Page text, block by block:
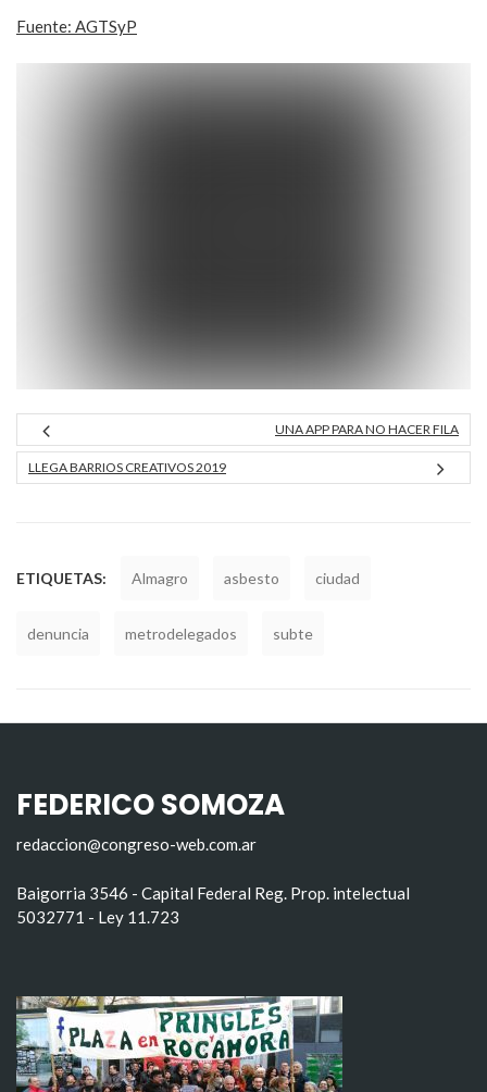
Fuente: AGTSyP
UNA APP PARA NO HACER FILA
LLEGA BARRIOS CREATIVOS 2019
ETIQUETAS: Almagro asbesto ciudad
denuncia metrodelegados subte
FEDERICO SOMOZA
redaccion@congreso-web.com.ar
Baigorria 3546 - Capital Federal Reg. Prop. intelectual
5032771 - Ley 11.723